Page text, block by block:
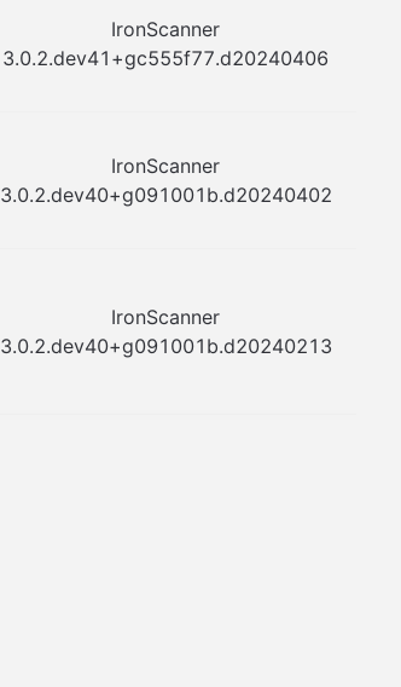
IronScanner
3.0.2.dev41+gc555f77.d20240406
IronScanner
3.0.2.dev40+g091001b.d20240402
IronScanner
3.0.2.dev40+g091001b.d20240213